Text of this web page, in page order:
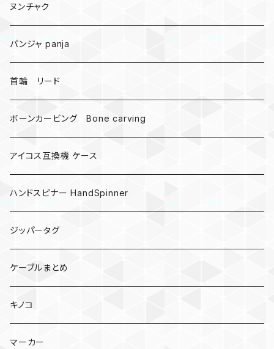
爬虫類、蛇
DNA 螺旋
受注作成_名入り、ネーム
ヌンチャク
パンジャ panja
首輪 リード
ボーンカービング Bone carving
アイコス互換機 ケース
ハンドスピナー HandSpinner
ジッパータグ
ケーブルまとめ
キノコ
マーカー